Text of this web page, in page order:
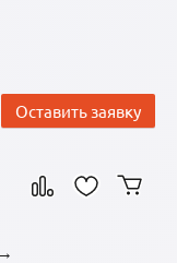
Оставить заявку
→